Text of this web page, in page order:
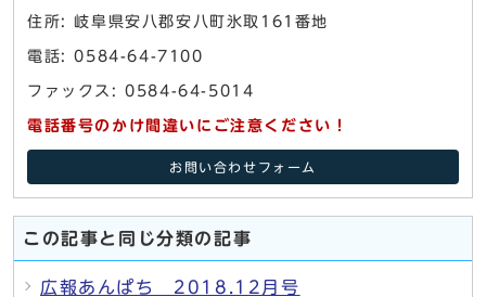
住所: 岐阜県安八郡安八町氷取161番地
電話: 0584-64-7100
ファックス: 0584-64-5014
電話番号のかけ間違いにご注意ください！
お問い合わせフォーム
この記事と同じ分類の記事
広報あんぱち 2018.12月号